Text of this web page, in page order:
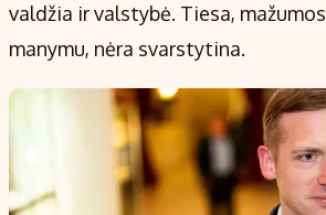
valdžia ir valstybė. Tiesa, mažumos
manymu, nėra svarstytina.